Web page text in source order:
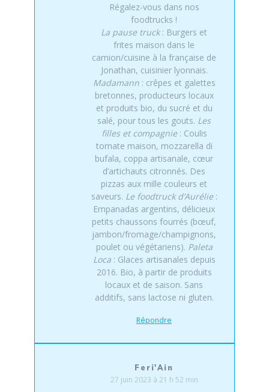
Régalez-vous dans nos
foodtrucks !
La pause truck: Burgers et
frites maison dans le
camion/cuisine à la française de
Jonathan, cuisinier lyonnais.
Madamann: crêpes et galettes
bretonnes, producteurs locaux
et produits bio, du sucré et du
salé, pour tous les gouts. Les
filles et compagnie: Coulis
tomate maison, mozzarella di
bufala, coppa artisanale, cœur
d’artichauts citronnés. Des
pizzas aux mille couleurs et
saveurs. Le foodtruck d’Aurélie:
Empanadas argentins, délicieux
petits chaussons fourrés (bœuf,
jambon/fromage/champignons,
poulet ou végétariens). Paleta
Loca: Glaces artisanales depuis
2016. Bio, à partir de produits
locaux et de saison. Sans
additifs, sans lactose ni gluten.
Répondre
Feri'Ain
27 juin 2023 à 21 h 52 min